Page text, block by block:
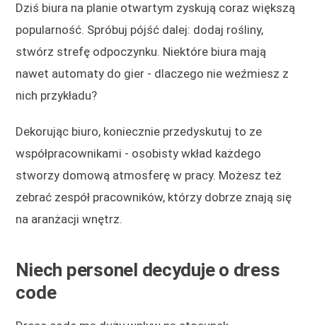
Dziś biura na planie otwartym zyskują coraz większą
popularność. Spróbuj pójść dalej: dodaj rośliny,
stwórz strefę odpoczynku. Niektóre biura mają
nawet automaty do gier - dlaczego nie weźmiesz z
nich przykładu?
Dekorując biuro, koniecznie przedyskutuj to ze
współpracownikami - osobisty wkład każdego
stworzy domową atmosferę w pracy. Możesz też
zebrać zespół pracowników, którzy dobrze znają się
na aranżacji wnętrz.
Niech personel decyduje o dress
code